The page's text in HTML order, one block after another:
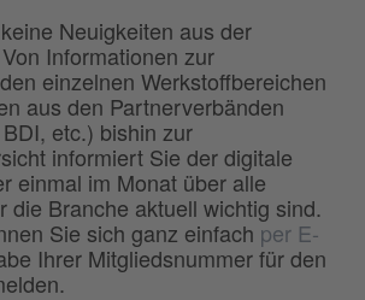
Neuigkeiten aus der
Informationen zur
einzelnen Werkstoffbereichen
aus den Partnerverbänden
etc.) bishin zur
informiert Sie der digitale
einmal im Monat über alle
die Branche aktuell wichtig sind.
Sie sich ganz einfach per E-
Ihrer Mitgliedsnummer für den